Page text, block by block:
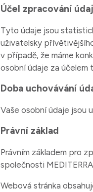
Účel zpracování
Tyto údaje jsou
uživatelsky
v případě, že máme
osobní údaje za účelem
Doba uchovávání
Vaše osobní údaje jsou
Právní základ
Právním základem pro
společnosti
Webová stránka